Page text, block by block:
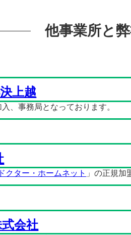
他事業所と
上越
、事務局となっております。
ドクター・ホームネット 」の正規加
会社